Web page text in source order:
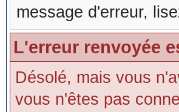
message d'erreur,
L'erreur renvoyée
Désolé, mais vous
vous n'êtes pas